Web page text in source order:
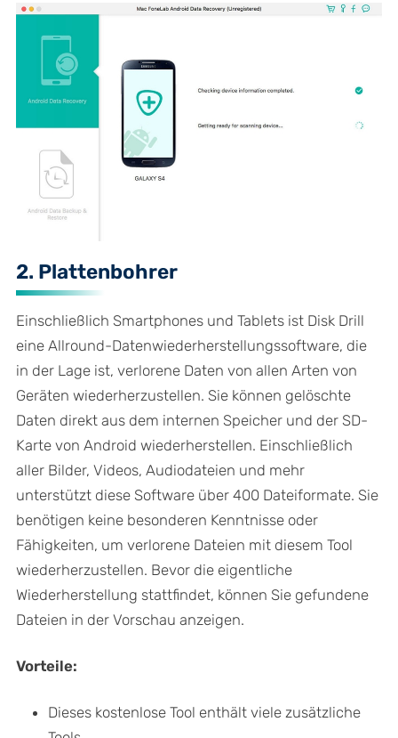
2. Plattenbohrer
Einschließlich Smartphones und Tablets ist Disk Drill
eine Allround-Datenwiederherstellungssoftware, die
in der Lage ist, verlorene Daten von allen Arten von
Geräten wiederherzustellen. Sie können gelöschte
Daten direkt aus dem internen Speicher und der SD-
Karte von Android wiederherstellen. Einschließlich
aller Bilder, Videos, Audiodateien und mehr
unterstützt diese Software über 400 Dateiformate. Sie
benötigen keine besonderen Kenntnisse oder
Fähigkeiten, um verlorene Dateien mit diesem Tool
wiederherzustellen. Bevor die eigentliche
Wiederherstellung stattfindet, können Sie gefundene
Dateien in der Vorschau anzeigen.
Vorteile:
Dieses kostenlose Tool enthält viele zusätzliche